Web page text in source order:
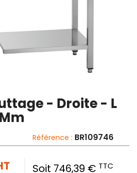
- Droite - L
Référence : BR109746
Soit 746,39 € TTC